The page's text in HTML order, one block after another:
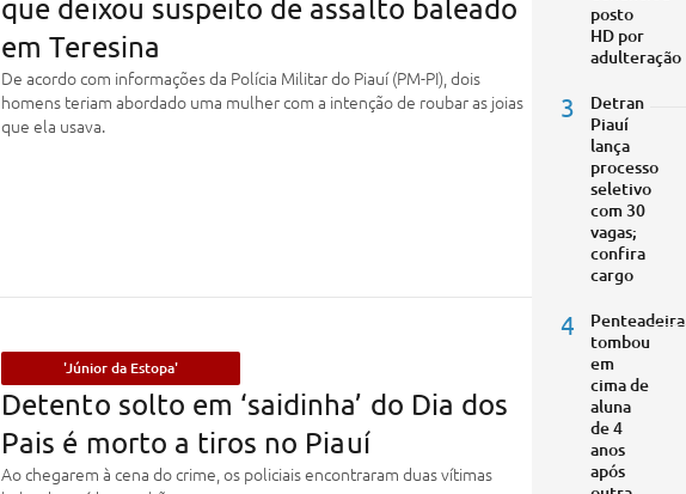
que deixou suspeito de assalto baleado
em Teresina
De acordo com informações da Polícia Militar do Piauí (PM-PI), dois
homens teriam abordado uma mulher com a intenção de roubar as joias
que ela usava.
'Júnior da Estopa'
Detento solto em ‘saidinha’ do Dia dos
Pais é morto a tiros no Piauí
Ao chegarem à cena do crime, os policiais encontraram duas vítimas
posto
HD por
adulteração
3
Detran
Piauí
lança
processo
seletivo
com 30
vagas;
confira
cargo
4
Penteadeira
tombou
em
cima de
aluna
de 4
anos
após